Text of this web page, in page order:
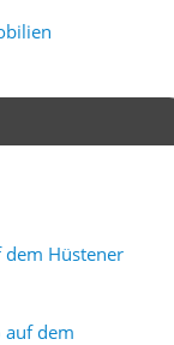
dem Hüstener
dem